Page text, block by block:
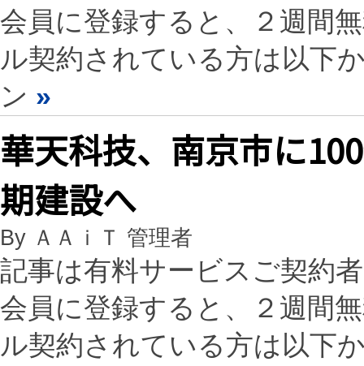
会員に登録すると、２週間
ル契約されている方は以下
ン »
華天科技、南京市に
期建設へ
By ＡＡｉＴ 管理者
記事は有料サービスご契約
会員に登録すると、２週間
ル契約されている方は以下